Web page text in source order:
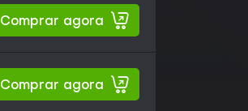
Comprar agora
Comprar agora